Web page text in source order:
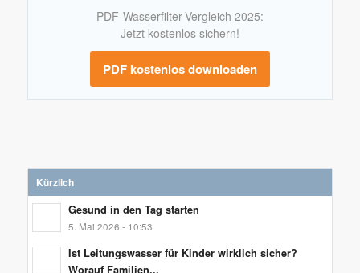
PDF-Wasserfilter-Vergleich 2025:
Jetzt kostenlos sichern!
PDF kostenlos downloaden
Kürzlich
Gesund in den Tag starten
5. Mai 2026 - 10:53
Ist Leitungswasser für Kinder wirklich sicher?
Worauf Familien...